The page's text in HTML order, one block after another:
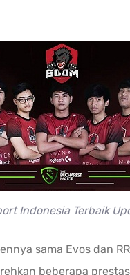
Indonesia Terbaik
sama Evos dan
beberapa